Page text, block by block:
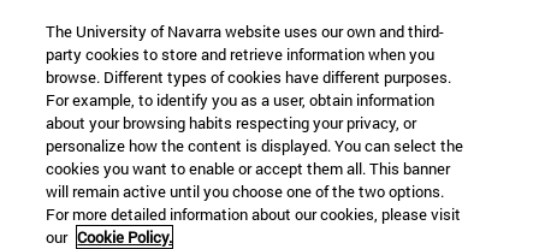
Caspistegui Gorasurreta, Francisco Javier, "Una
historia por descubrir: materiales para el estudio
del carlismo". Exposición, Museo del Carlismo,
Estella, marzo-diciembre 2010. Pamplona,
Institución Príncipe de Viana, 2010.
The University of Navarra website uses our own and third-
party cookies to store and retrieve information when you
browse. Different types of cookies have different purposes.
For example, to identify you as a user, obtain information
about your browsing habits respecting your privacy, or
personalize how the content is displayed. You can select the
cookies you want to enable or accept them all. This banner
will remain active until you choose one of the two options.
For more detailed information about our cookies, please visit
our Cookie Policy.